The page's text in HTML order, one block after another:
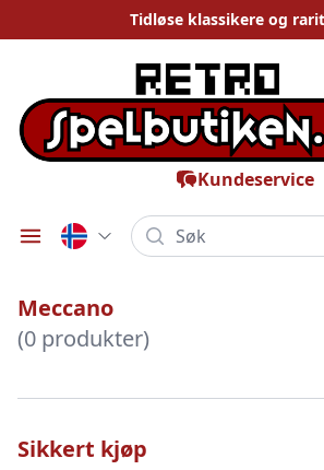
Tidløseklassikere og
Kundeservice
Öppna meny
Søk
Meccano
(0 produkter)
Sikkert kjøp